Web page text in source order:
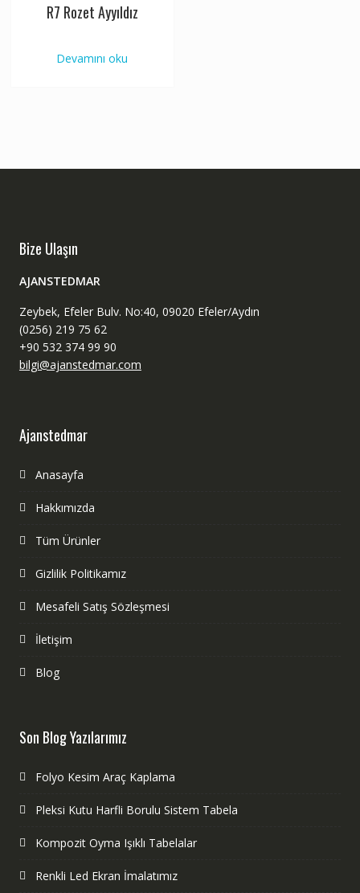
R7 Rozet Ayyıldız
Devamını oku
Bize Ulaşın
AJANSTEDMAR
Zeybek, Efeler Bulv. No:40, 09020 Efeler/Aydın
(0256) 219 75 62
+90 532 374 99 90
bilgi@ajanstedmar.com
Ajanstedmar
Anasayfa
Hakkımızda
Tüm Ürünler
Gizlilik Politikamız
Mesafeli Satış Sözleşmesi
İletişim
Blog
Son Blog Yazılarımız
Folyo Kesim Araç Kaplama
Pleksi Kutu Harfli Borulu Sistem Tabela
Kompozit Oyma Işıklı Tabelalar
Renkli Led Ekran İmalatımız